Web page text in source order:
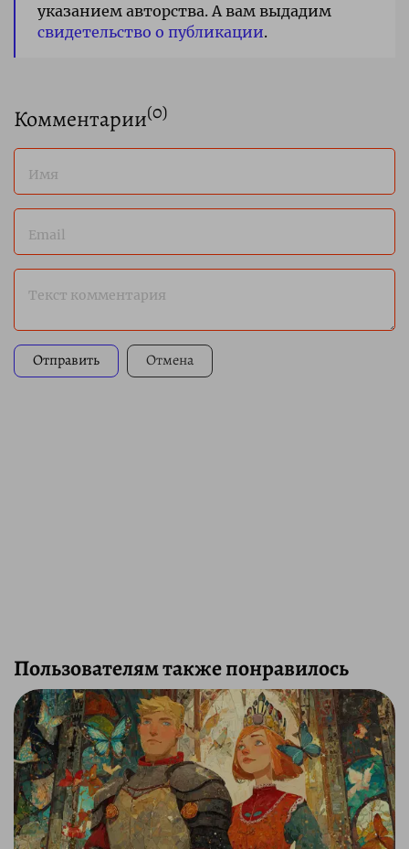
указанием авторства. А вам выдадим
свидетельство о публикации.
Комментарии(0)
Имя
Email
Текст комментария
Отправить Отмена
Пользователям также понравилось